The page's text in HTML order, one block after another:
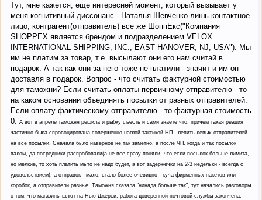
указан отправитель НатальяШевченко и получатель я. И за
отправку она с меня ничего не берет по документам на
коробке
Тут, мне кажется, еще интересней момент, который вызывает у
меня когнитивный диссонанс - Наталья Шевченко лишь контактное
лицо, контрагент(отправитель) все же ШоппЕкс("Компания
SHOPPEX является брендом и подразделением VELOX
INTERNATIONAL SHIPPING, INC., EAST HANOVER, NJ, USA"). Мы
им не платим за товар, т.е. высылают они его нам считай в
подарок. А так как они за него тоже не платили - значит и им он
доставля в подарок. Вопрос - что считать фактурной стоимостью
для таможни? Если считать оплаты первичному отправителю - то
на каком основании объединять посылки от разных отправителей.
Если оплату фактическому отправителю - то фактурная стоимость
0. А вот в апреле таможня решила и рыбку съесть и сами знаете что, причем такая реация
частично была спровоцирована совершенно наглой тактикой НП - лепить левых отправителей
на все посылки. Сначала было наверное не так заметно, а после ЧП, когда и так посылок
валом, да посредники распробовали(а не все сразу поняли, что если посылок больше лимита,
но мелкие, то хоть платить мыто не надо будет, а вот задержечки на 2-3 недельки - всегда с
удовольствием), а отправок - мало, стало более очевидно - куча фирменных пакетов или
коробок, а отправители разные. Таможня сказала "нинада больше так", тут начались разговоры
о том, что магазины шлют на Нью-Джерси, работа доверенной почтовой службы закончена,